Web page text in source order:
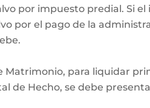
por impuesto predial. Si el
por el pago de la
Matrimonio, para liquidar
de Hecho, se debe